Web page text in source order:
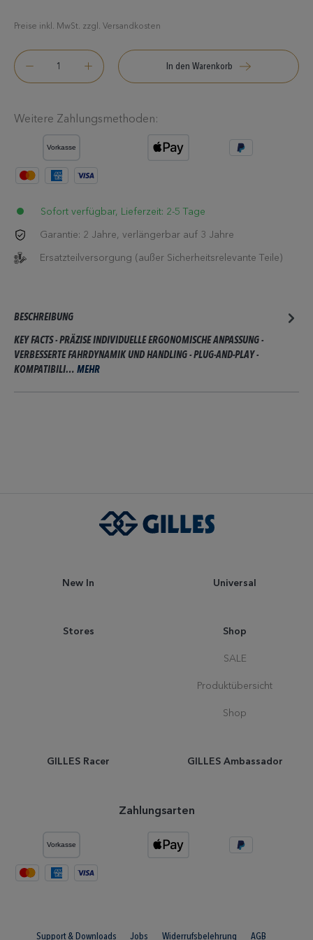
Preise inkl. MwSt. zzgl. Versandkosten
In den Warenkorb
Weitere Zahlungsmethoden:
Sofort verfügbar, Lieferzeit: 2-5 Tage
Garantie: 2 Jahre, verlängerbar auf 3 Jahre
Ersatzteilversorgung (außer Sicherheitsrelevante Teile)
BESCHREIBUNG
KEY FACTS - PRÄZISE INDIVIDUELLE ERGONOMISCHE ANPASSUNG -
VERBESSERTE FAHRDYNAMIK UND HANDLING - PLUG-AND-PLAY -
KOMPATIBILI… MEHR
New In Universal
Stores Shop
SALE
Produktübersicht
Shop
GILLES Racer GILLES Ambassador
Zahlungsarten
Support & Downloads Jobs Widerrufsbelehrung AGB